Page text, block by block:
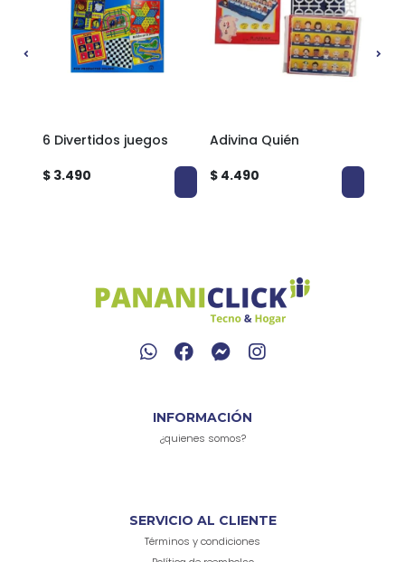
6 Divertidos juegos
$ 3.490
Adivina Quién
$ 4.490
INFORMACIÓN
¿quienes somos?
SERVICIO AL CLIENTE
Términos y condiciones